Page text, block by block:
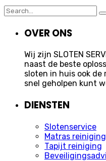
Search
for:
OVER ONS
Wij zijn SLOTEN
naast de beste
sloten in huis ook
snel geholpen kunt
DIENSTEN
Slotenservice
Matras reiniging
Tapijt reiniging